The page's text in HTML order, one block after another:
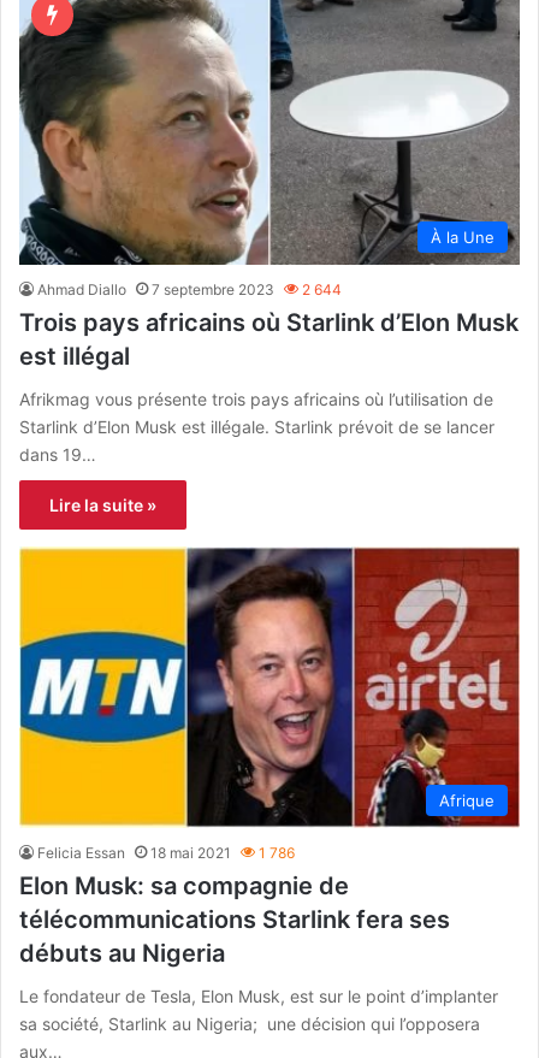
À la Une
Ahmad Diallo 7 septembre 2023 2 644
Trois pays africains où Starlink d’Elon Musk
est illégal
Afrikmag vous présente trois pays africains où l’utilisation de
Starlink d’Elon Musk est illégale. Starlink prévoit de se lancer
dans 19…
Lire la suite »
Afrique
Felicia Essan 18 mai 2021 1 786
Elon Musk: sa compagnie de
télécommunications Starlink fera ses
débuts au Nigeria
Le fondateur de Tesla, Elon Musk, est sur le point d’implanter
sa société, Starlink au Nigeria; une décision qui l’opposera
aux…